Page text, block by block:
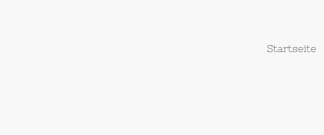
Startseite